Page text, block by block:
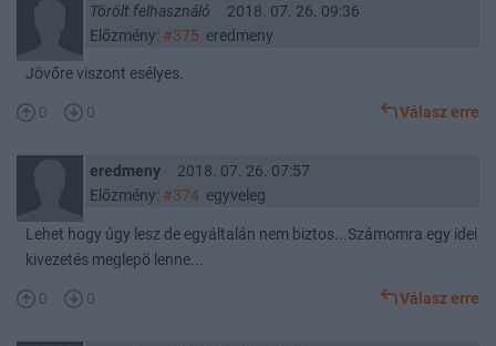
Törölt felhasználó
2018. 07. 26. 09:36
Előzmény: #375 eredmeny
Jövőre viszont esélyes.
0 0 Válasz erre
eredmeny
2018. 07. 26. 07:57
Előzmény: #374egyveleg
Lehet hogy úgy lesz de egyáltalán nem biztos...Számomra egy idei
kivezetés meglepö lenne...
0 0 Válasz erre